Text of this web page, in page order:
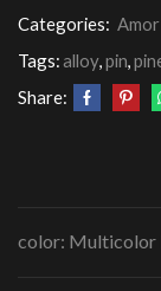
Categories:
Tags:alloy,pin,
Share:
color: Multicolor